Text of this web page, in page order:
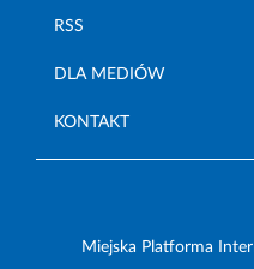
RSS
DLA MEDIÓW
KONTAKT
Miejska Platforma